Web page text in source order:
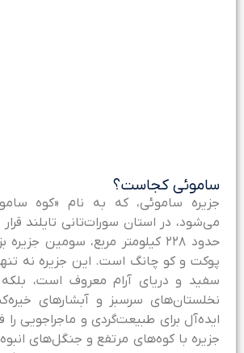
کجاست؟
ساموئی، که به نام «کوه ساموئی»
در استان سورات‌تانی تایلند قرار
حدود ۲۲۸ کیلومتر مربع، سومین جزیره
و کو چانگ است. این جزیره نه تنها
و دریای آرام معروف است، بلکه
سرسبز و آبشارهای
برای طبیعت‌گردی و ماجراجویی را
با کوه‌های مرتفع و جنگل‌های انبوه،